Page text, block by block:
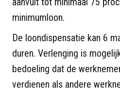
minimumloon.
De loondispensatie kan 6
duren. Verlenging is
bedoeling dat de
verdienen als andere